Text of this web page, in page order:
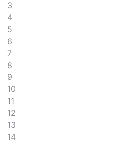
3
4
5
6
7
8
9
10
11
12
13
14